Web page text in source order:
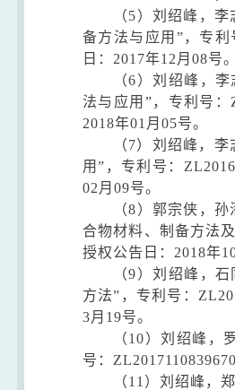
（5）刘绍峰，李
备方法与应用 ”，专利
日： 2017年12 月 08号
（6）刘绍峰，
法与应用 ”，专利号：
2018年01 月 05号。
（7）刘绍峰，李
用” ，专利号：
02 月 09号。
（8）郭宗侠，
合物材料、制备方法
授权公告日： 2018年
（9）刘绍峰，
方法” ，专利号：
3月 19号。
（10）刘绍峰，
号：
（11 ）刘绍峰，郑